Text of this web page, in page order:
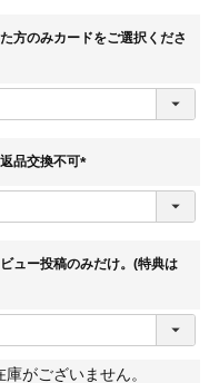
方のみカードをご選択くださ
品交換不可
須
ュー投稿のみだけ。(特典は
がございません。